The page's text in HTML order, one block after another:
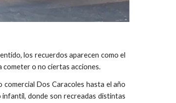
los recuerdos aparecen como el
cometer o no ciertas acciones.
comercial Dos Caracoles hasta el año
donde son recreadas distintas